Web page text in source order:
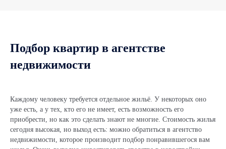
Микрорайон "Академ Riverside" видеоотчет от
01.03.20
12 Жилой комплекс "Ньютон" видеоотчет от 27.02.2020. 4:41
Подбор квартир в агентстве
недвижимости
Каждому человеку требуется отдельное жильё. У некоторых оно
уже есть, а у тех, кто его не имеет, есть возможность его
приобрести, но как это сделать знают не многие. Стоимость жилья
сегодня высокая, но выход есть: можно обратиться в агентство
недвижимости, которое производит подбор понравившегося вам